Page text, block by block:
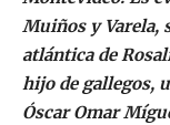
Muiños y Varela,
atlántica de
hijo de gallegos,
Óscar Omar